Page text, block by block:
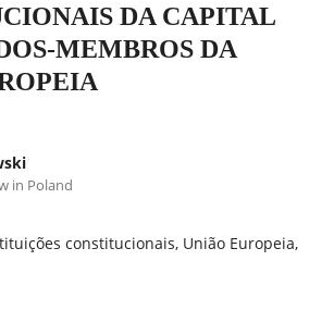
DA CAPITAL
MEMBROS DA
in Poland
constitucionais, União Europeia,